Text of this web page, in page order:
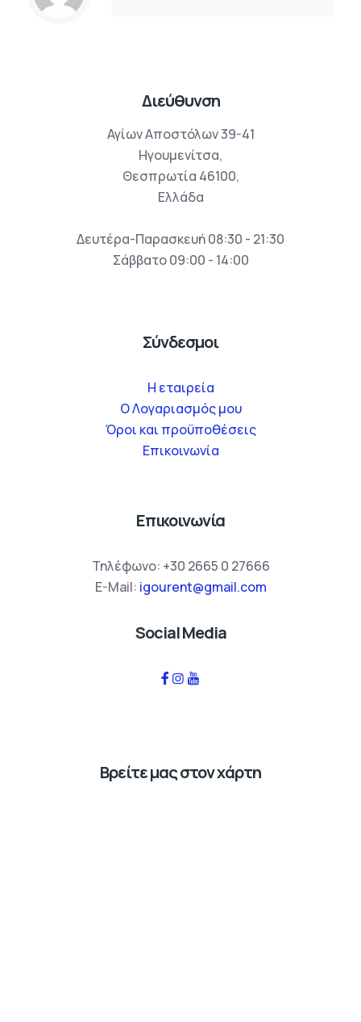
Διεύθυνση
Αγίων Αποστόλων 39-41
Ηγουμενίτσα,
Θεσπρωτία 46100,
Ελλάδα
Δευτέρα-Παρασκευή 08:30 - 21:30
Σάββατο 09:00 - 14:00
Σύνδεσμοι
Η εταιρεία
O Λογαριασμός μου
Όροι και προϋποθέσεις
Επικοινωνία
Επικοινωνία
Τηλέφωνο: +30 2665 0 27666
E-Mail: igourent@gmail.com
Social Media
Βρείτε μας στον χάρτη